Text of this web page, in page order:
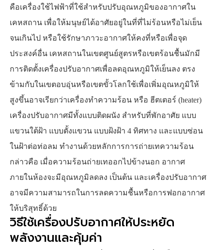
คือเครื่องใช้ไฟฟ้าที่ใช้สำหรับปรับอุณหภูมิของอากาศใน
เคหสถาน เพื่อให้มนุษย์ได้อาศัยอยู่ในที่ที่ไม่ร้อนหรือไม่เย็น
จนเกินไป หรือใช้รักษาภาวะอากาศให้คงที่หรือเพื่อจุด
ประสงค์อื่น เคหสถานในเขตศูนย์สูตรหรือเขตร้อนชื้นมักมี
การติดตั้งเครื่องปรับอากาศเพื่อลดอุณหภูมิให้เย็นลง ตรง
ข้ามกับในเขตอบอุ่นหรือเขตขั้วโลกใช้เพื่อเพิ่มอุณหภูมิให้
สูงขึ้นอาจเรียกว่าเครื่องทำความร้อน หรือ ฮีตเตอร์ (heater)
เครื่องปรับอากาศมีทั้งแบบติดผนัง สำหรับที่พักอาศัย แบบ
แขวนใต้ฝ้า แบบตั้งแขวน แบบฝ้งฝ้า 4 ทิศทาง และแบบซ่อน
ในฝ้าต่อท่อลม ทำงานด้วยหลักการการถ่ายเทความร้อน
กล่าวคือ เมื่อความร้อนถ่ายเทออกไปข้างนอก อากาศ
ภายในห้องจะมีอุณหภูมิลดลง เป็นต้น และเครื่องปรับอากาศ
อาจมีความสามารถในการลดความชื้นหรือการฟอกอากาศ
ให้บริสุทธิ์ด้วย
วิธีใช้เครื่องปรับอากาศให้ประหยัด
พลังงานและคุ้มค่า